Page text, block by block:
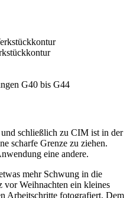
G40 bis G44
schließlich zu CIM ist in der
scharfe Grenze zu ziehen.
eine andere.
mehr Schwung in die
vor Weihnachten ein kleines
Arbeitschritte fotografiert. Dem